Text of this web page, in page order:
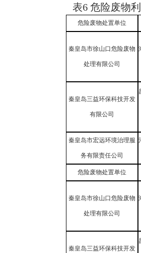
表6 危险废物
危险废物处置单位
秦皇岛市徐山口危险废物
处理有限公司
秦皇岛三益环保科技开发
有限公司
秦皇岛市宏远环境治理服
务有限责任公司
危险废物处置单位
秦皇岛市徐山口危险废物
处理有限公司
秦皇岛三益环保科技开发